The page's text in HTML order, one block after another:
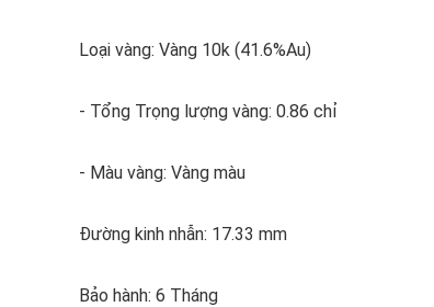
Loại vàng: Vàng 10k (41.6%Au)
- Tổng Trọng lượng vàng: 0.86 chỉ
- Màu vàng: Vàng màu
Đường kinh nhẫn: 17.33 mm
Bảo hành: 6 Tháng